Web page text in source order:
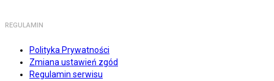
REGULAMIN
Polityka Prywatności
Zmiana ustawień zgód
Regulamin serwisu